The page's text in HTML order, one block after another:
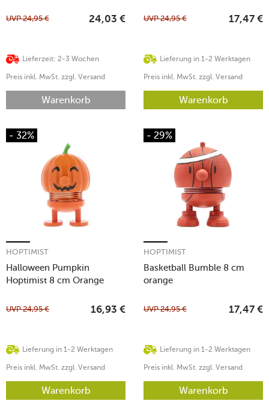
Lieferzeit: 2-3 Wochen
UVP24,95 € 24,03 €
Preis inkl. MwSt. zzgl. Versand
Warenkorb
Lieferung in 1-2 Werktagen
UVP24,95 € 17,47 €
Preis inkl. MwSt. zzgl. Versand
Warenkorb
- 32%
Halloween Pumpkin
Hoptimist 8 cm Orange
HOPTIMIST
Lieferung in 1-2 Werktagen
UVP24,95 € 16,93 €
Preis inkl. MwSt. zzgl. Versand
Warenkorb
- 29%
Basketball Bumble 8 cm
orange
HOPTIMIST
Lieferung in 1-2 Werktagen
UVP24,95 € 17,47 €
Preis inkl. MwSt. zzgl. Versand
Warenkorb